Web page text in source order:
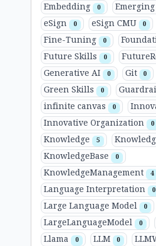
Embedding 0
eSign 0 eSign CMU 0
Fine-Tuning 0
Future Skills 0
Generative AI 0 Git 0
Green Skills 0
infinite canvas 0
Innovative Organization 0
Knowledge 5
KnowledgeBase 0
KnowledgeManagement 4
Language Interpretation 0
Large Language Model 0
LargeLanguageModel 0
Llama 0 LLM 0